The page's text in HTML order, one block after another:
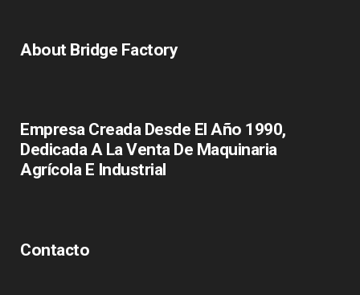
About Bridge Factory
Empresa Creada Desde El Año 1990,
Dedicada A La Venta De Maquinaria
Agrícola E Industrial
Contacto